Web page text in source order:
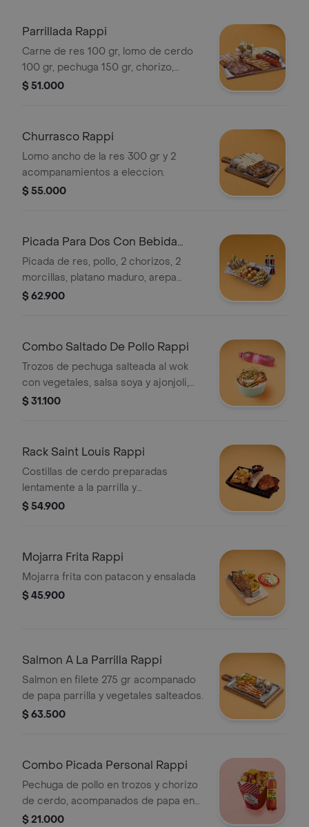
Parrillada Rappi
Carne de res 100 gr, lomo de cerdo
100 gr, pechuga 150 gr, chorizo,
morcilla con papa parrilla y arepa.
$ 51.000
Churrasco Rappi
Lomo ancho de la res 300 gr y 2
acompanamientos a eleccion.
$ 55.000
Picada Para Dos Con Bebida
Rappi
Picada de res, pollo, 2 chorizos, 2
morcillas, platano maduro, arepa
boyacense, papas a la francesa y
$ 62.900
Combo Saltado De Pollo Rappi
Trozos de pechuga salteada al wok
con vegetales, salsa soya y ajonjoli,
servido sobre una cama de arroz
$ 31.100
Rack Saint Louis Rappi
Costillas de cerdo preparadas
lentamente a la parrilla y
caramelizadas en salsa bbq.
$ 54.900
Mojarra Frita Rappi
Mojarra frita con patacon y ensalada
$ 45.900
Salmon A La Parrilla Rappi
Salmon en filete 275 gr acompanado
de papa parrilla y vegetales salteados.
$ 63.500
Combo Picada Personal Rappi
Pechuga de pollo en trozos y chorizo
de cerdo, acompanados de papa en
cascos, moneditas de platano y
$ 21.000